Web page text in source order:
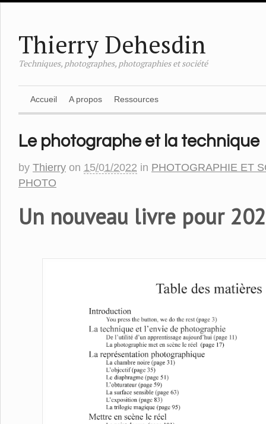
Thierry Dehesdin
Techniques, photographes, photographies et société
Accueil A propos Ressources
Le photographe et la technique
by Thierry on 15/01/2022 in PHOTOGRAPHIE ET
PHOTO
Un nouveau livre pour